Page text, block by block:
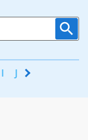
I J K